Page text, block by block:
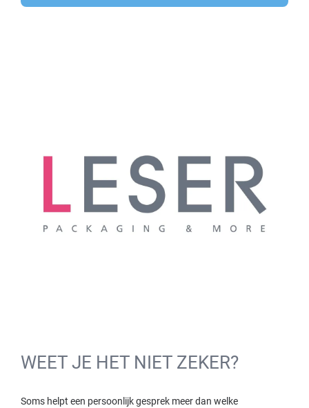
WEET JE HET NIET ZEKER?
Soms helpt een persoonlijk gesprek meer dan welke